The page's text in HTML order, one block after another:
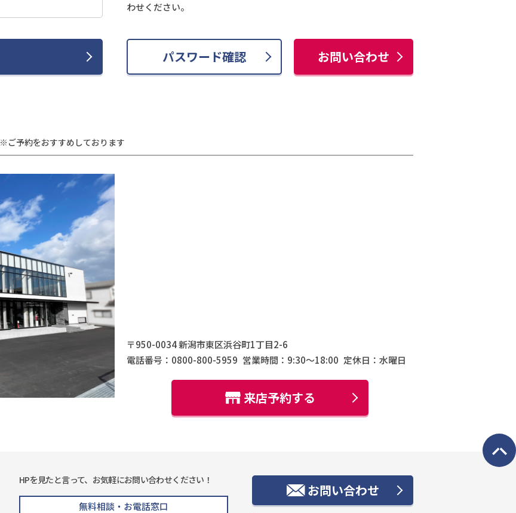
わせください。
パスワード確認 お問い合わせ
※ご予約をおすすめしております
〒950-0034 新潟市東区浜谷町1丁目2-6
電話番号：0800-800-5959 営業時間：9:30〜18:00 定休日：水曜日
来店予約する
HPを見たと言って、お気軽にお問い合わせください！
無料相談・お電話窓口
お問い合わせ